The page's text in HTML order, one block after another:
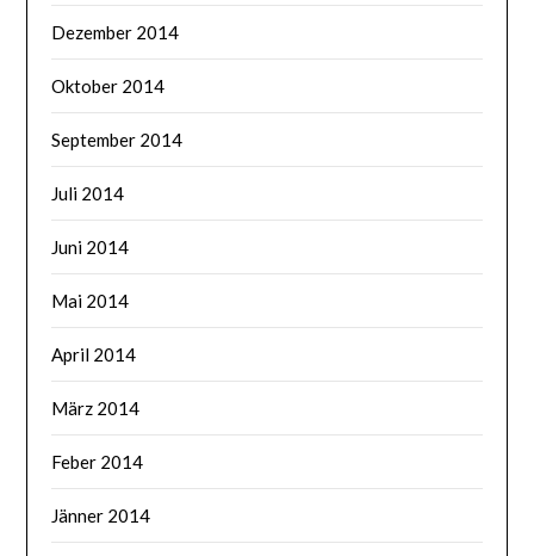
Dezember 2014
Oktober 2014
September 2014
Juli 2014
Juni 2014
Mai 2014
April 2014
März 2014
Feber 2014
Jänner 2014